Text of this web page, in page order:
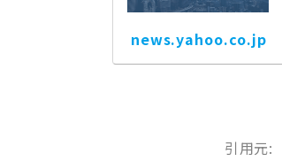
news.yahoo.co.jp
引用元: